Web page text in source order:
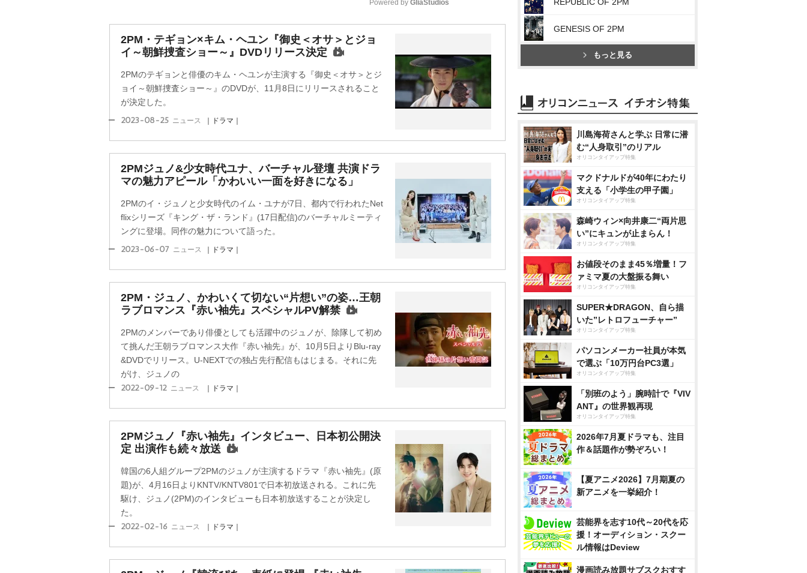
u
t
e
Powered by GliaStudios
2PM・テギョン×キム・ヘユン『御史＜オサ＞とジョ
イ～朝鮮捜査ショー～』DVDリリース決定
2PMのテギョンと俳優のキム・ヘユンが主演する『御史＜オサ＞とジ
ョイ～朝鮮捜査ショー～』のDVDが、11月8日にリリースされること
が決定した。
2023-08-25 ニュース ｜ドラマ｜
2PMジュノ&少女時代ユナ、バーチャル登壇 共演ドラ
マの魅力アピール「かわいい一面を好きになる」
2PMのイ・ジュノと少女時代のイム・ユナが7日、都内で行われたNet
flixシリーズ『キング・ザ・ランド』(17日配信)のバーチャルミーティ
ングに登場。同作の魅力について語った。
2023-06-07 ニュース ｜ドラマ｜
2PM・ジュノ、かわいくて切ない“片想い”の姿…王朝
ラブロマンス『赤い袖先』スペシャルPV解禁
2PMのメンバーであり俳優としても活躍中のジュノが、除隊して初め
て挑んだ王朝ラブロマンス大作『赤い袖先』が、10月5日よりBlu-ray
&DVDでリリース。U-NEXTでの独占先行配信もはじまる。それに先
がけ、ジュノの
2022-09-12 ニュース ｜ドラマ｜
2PMジュノ『赤い袖先』インタビュー、日本初公開決
定 出演作も続々放送
韓国の6人組グループ2PMのジュノが主演するドラマ『赤い袖先』(原
題)が、4月16日よりKNTV/KNTV801で日本初放送される。これに先
駆け、ジュノ(2PM)のインタビューも日本初放送することが決定し
た。
2022-02-16 ニュース ｜ドラマ｜
GENESIS OF 2PM
もっと見る
川島海荷さんと学ぶ 日常に潜
む“人身取引”のリアル
オリコンタイアップ特集
マクドナルドが40年にわたり
支える「小学生の甲子園」
オリコンタイアップ特集
森崎ウィン×向井康二“両片思
い”にキュンが止まらん！
オリコンタイアップ特集
お値段そのまま45％増量！フ
ァミマ夏の大盤振る舞い
オリコンタイアップ特集
SUPER★DRAGON、自ら描
いた”レトロフューチャー”
オリコンタイアップ特集
パソコンメーカー社員が本気
で選ぶ「10万円台PC3選」
オリコンタイアップ特集
「別班のよう」腕時計で『VIV
ANT』の世界観再現
オリコンタイアップ特集
2026年7月夏ドラマも、注目
作＆話題作が勢ぞろい！
【夏アニメ2026】7月期夏の
新アニメを一挙紹介！
芸能界を志す10代～20代を応
援！オーディション・スクー
ル情報はDeview
漫画読み放題サブスクおすす